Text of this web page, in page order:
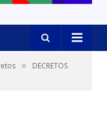
»
DECRETOS